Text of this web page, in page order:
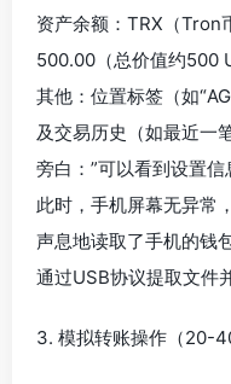
资产余额：TRX（Tron
500.00（总价值约500
其他：位置标签（如
及交易历史（如最近一
旁白：”可以看到设置信
此时，手机屏幕无异常
声息地读取了手机的钱
通过USB协议提取文件
3. 模拟转账操作（20-